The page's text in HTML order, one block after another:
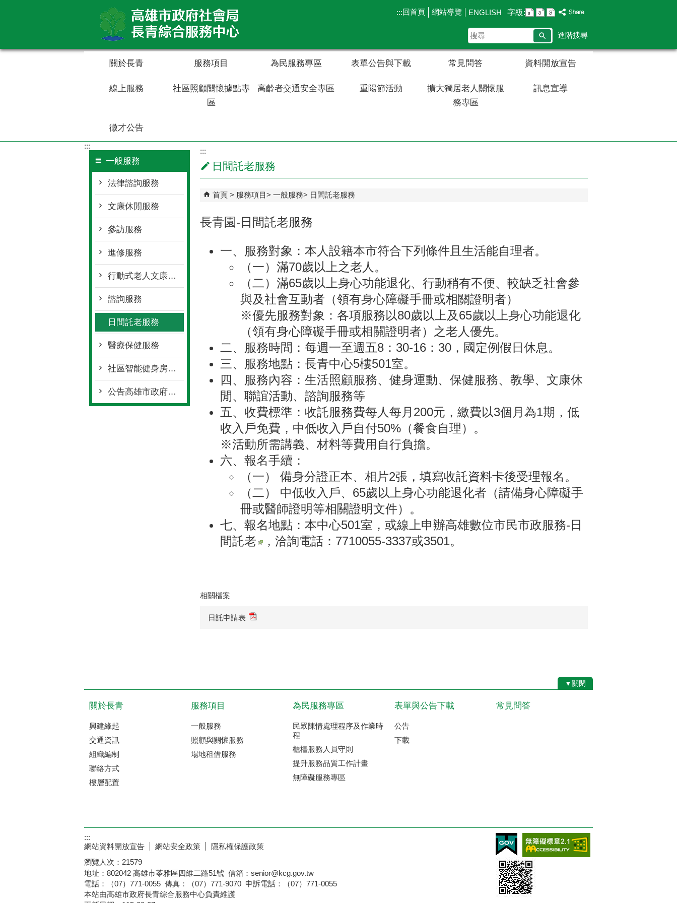
:::回首頁 網站導覽 ENGLISH 字級:
搜
尋
進階搜尋
關於長青 服務項目 為民服務專區 表單公告與下載 常見問答 資料開放宣告
線上服務
社區照顧關懷據點專
區
高齡者交通安全專區 重陽節活動
擴大獨居老人關懷服
務專區
訊息宣導
徵才公告
:::
一般服務
法律諮詢服務
文康休閒服務
參訪服務
進修服務
行動式老人文康休閒巡迴服務
諮詢服務
日間託老服務
醫療保健服務
社區智能健身房服務
公告高雄市政府社會局辦理「社區多元預防性照顧服務資源及量能提升方案-社區式多元預防性活動與課程-長青學苑」獎助
:::
日間託老服務
首頁 服務項目 一般服務 日間託老服務
長青園-日間託老服務
一、服務對象：本人設籍本市符合下列條件且生活能自理者。
（一）滿70歲以上之老人。
（二）滿65歲以上身心功能退化、行動稍有不便、較缺乏社會參
與及社會互動者（領有身心障礙手冊或相關證明者）
※優先服務對象：各項服務以80歲以上及65歲以上身心功能退化
（領有身心障礙手冊或相關證明者）之老人優先。
二、服務時間：每週一至週五8：30-16：30，國定例假日休息。
三、服務地點：長青中心5樓501室。
四、服務內容：生活照顧服務、健身運動、保健服務、教學、文康休
閒、聯誼活動、諮詢服務等
五、收費標準：收託服務費每人每月200元，繳費以3個月為1期，低
收入戶免費，中低收入戶自付50%（餐食自理）。
※活動所需講義、材料等費用自行負擔。
六、報名手續：
（一） 備身分證正本、相片2張，填寫收託資料卡後受理報名。
（二） 中低收入戶、65歲以上身心功能退化者（請備身心障礙手
冊或醫師證明等相關證明文件）。
七、報名地點：本中心501室，或線上申辦高雄數位市民市政服務-日
間託老
，洽詢電話：7710055-3337或3501。
相關檔案
日託申請表
▼關閉
關於長青
興建緣起
交通資訊
組織編制
聯絡方式
樓層配置
服務項目
一般服務
照顧與關懷服務
場地租借服務
為民服務專區
民眾陳情處理程序及作業時
程
櫃檯服務人員守則
提升服務品質工作計畫
無障礙服務專區
表單與公告下載
公告
下載
常見問答
:::
網站資料開放宣告
網站安全政策
隱私權保護政策
瀏覽人次： 21579
地址：802042 高雄市苓雅區四維二路51號 信箱：senior@kcg.gov.tw
電話：（07）771-0055 傳真：（07）771-9070 申訴電話：（07）771-0055
本站由高雄市政府長青綜合服務中心負責維護